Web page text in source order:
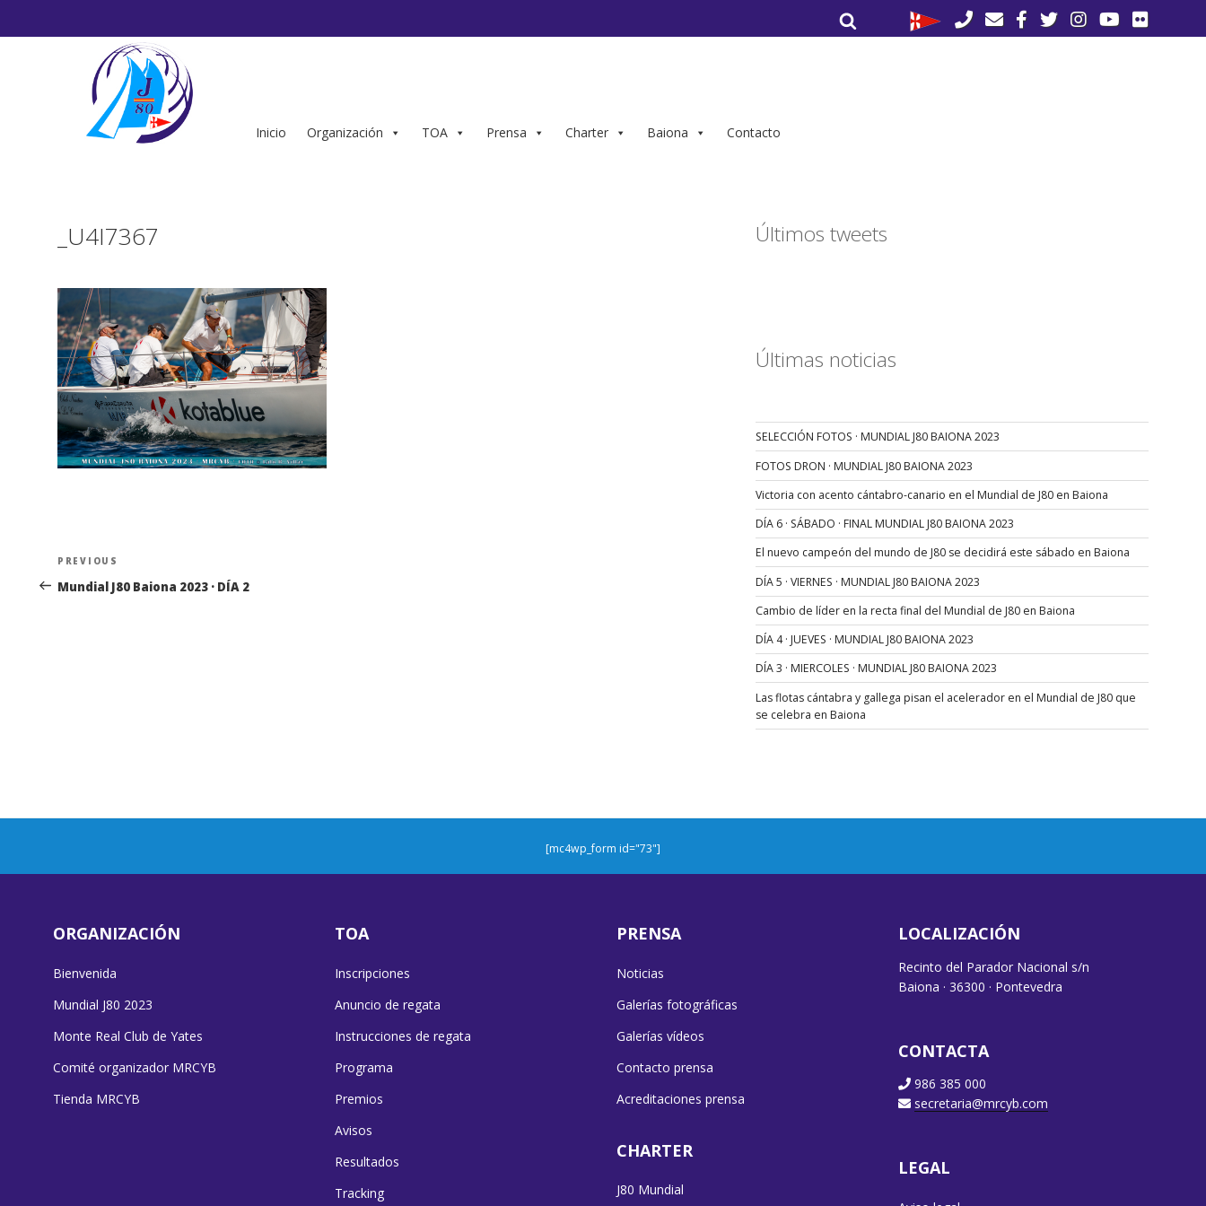
por:
Inicio Organización TOA Prensa Charter Baiona Contacto
_U4I7367
Navegación
de
Previous
Post
PREVIOUS
Mundial J80 Baiona 2023 · DÍA 2
Últimos tweets
Últimas noticias
SELECCIÓN FOTOS · MUNDIAL J80 BAIONA 2023
FOTOS DRON · MUNDIAL J80 BAIONA 2023
Victoria con acento cántabro-canario en el Mundial de J80 en Baiona
DÍA 6 · SÁBADO · FINAL MUNDIAL J80 BAIONA 2023
El nuevo campeón del mundo de J80 se decidirá este sábado en Baiona
DÍA 5 · VIERNES · MUNDIAL J80 BAIONA 2023
Cambio de líder en la recta final del Mundial de J80 en Baiona
DÍA 4 · JUEVES · MUNDIAL J80 BAIONA 2023
DÍA 3 · MIERCOLES · MUNDIAL J80 BAIONA 2023
Las flotas cántabra y gallega pisan el acelerador en el Mundial de J80 que
se celebra en Baiona
[mc4wp_form id="73"]
ORGANIZACIÓN
Bienvenida
Mundial J80 2023
Monte Real Club de Yates
Comité organizador MRCYB
Tienda MRCYB
TOA
Inscripciones
Anuncio de regata
Instrucciones de regata
Programa
Premios
Avisos
Resultados
Tracking
PRENSA
Noticias
Galerías fotográficas
Galerías vídeos
Contacto prensa
Acreditaciones prensa
CHARTER
J80 Mundial
LOCALIZACIÓN
Recinto del Parador Nacional s/n
Baiona · 36300 · Pontevedra
CONTACTA
986 385 000
secretaria@mrcyb.com
LEGAL